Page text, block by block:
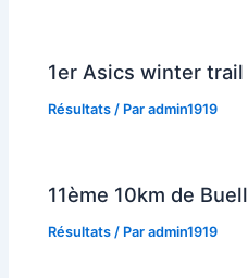
1er Asics winter trail
Résultats / Paradmin1919
11ème 10km de
Résultats / Paradmin1919